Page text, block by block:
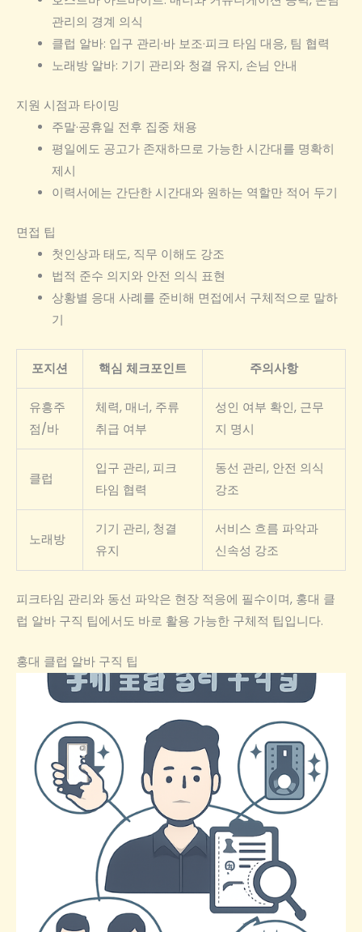
관리의 경계 의식
클럽 알바: 입구 관리·바 보조·피크 타임 대응, 팀 협력
노래방 알바: 기기 관리와 청결 유지, 손님 안내
지원 시점과 타이밍
주말·공휴일 전후 집중 채용
평일에도 공고가 존재하므로 가능한 시간대를 명확히
제시
이력서에는 간단한 시간대와 원하는 역할만 적어 두기
면접 팁
첫인상과 태도, 직무 이해도 강조
법적 준수 의지와 안전 의식 표현
상황별 응대 사례를 준비해 면접에서 구체적으로 말하
기
포지션 핵심 체크포인트 주의사항
유흥주
점/바
체력, 매너, 주류
취급 여부
성인 여부 확인, 근무
지 명시
클럽
입구 관리, 피크
타임 협력
동선 관리, 안전 의식
강조
노래방
기기 관리, 청결
유지
서비스 흐름 파악과
신속성 강조
피크타임 관리와 동선 파악은 현장 적응에 필수이며, 홍대 클
럽 알바 구직 팁에서도 바로 활용 가능한 구체적 팁입니다.
홍대 클럽 알바 구직 팁